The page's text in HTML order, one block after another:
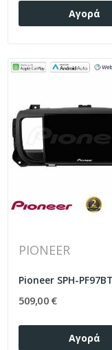
Αγορά
PIONEER
509,00 €
Αγορά